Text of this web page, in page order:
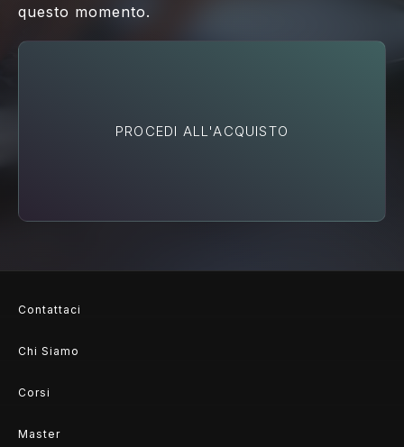
questo momento.
PROCEDI ALL'ACQUISTO
Contattaci
Chi Siamo
Corsi
Master